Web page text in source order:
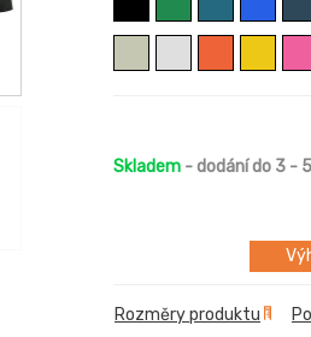
Skladem - dodání do 3 -
Rozměry produktu